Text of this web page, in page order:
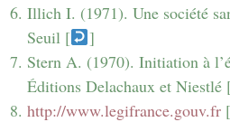
Illich I. (1971). Une société
Seuil [
]
Stern A. (1970). Initiation à
Éditions Delachaux et Niestlé
http://www.legifrance.gouv.fr [